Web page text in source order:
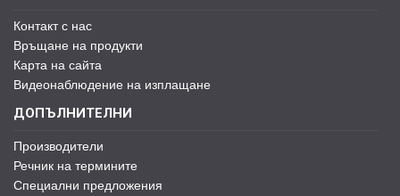
Контакт с нас
Връщане на продукти
Карта на сайта
Видеонаблюдение на изплащане
ДОПЪЛНИТЕЛНИ
Производители
Речник на термините
Специални предложения